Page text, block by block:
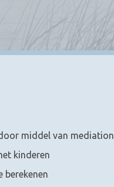
middel van mediation
kinderen
berekenen